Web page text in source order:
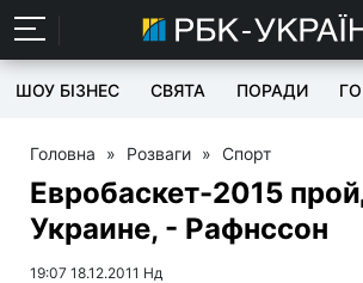
ШОУ БІЗНЕС СВЯТА ПОРАДИ
Головна » Розваги » Спорт
Евробаскет-2015
Украине, - Рафнссон
19:07 18.12.2011 Нд